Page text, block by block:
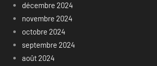
décembre 2024
novembre 2024
octobre 2024
septembre 2024
août 2024